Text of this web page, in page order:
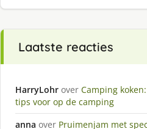
Laatste reacties
HarryLohr over Camping
tips voor op de camping
anna over Pruimenjam met